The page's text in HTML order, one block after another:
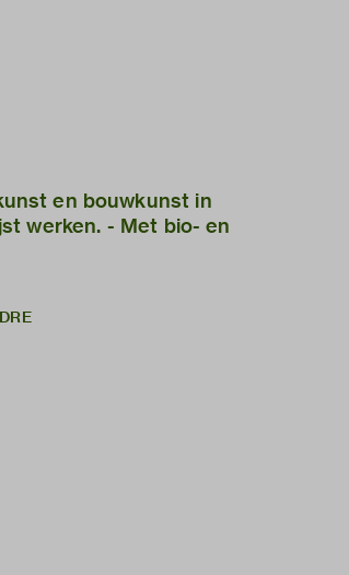
en bouwkunst in
werken. - Met bio- en